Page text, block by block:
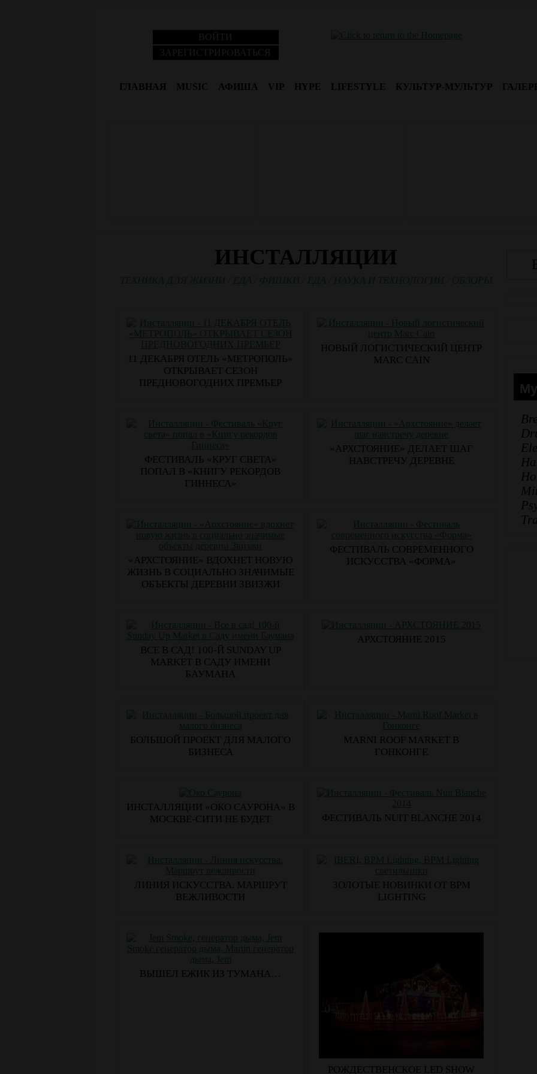
ВОЙТИ
ЗАРЕГИСТРИРОВАТЬСЯ
ГЛАВНАЯ MUSIC АФИША VIP HYPE LIFESTYLE КУЛЬТУР-МУЛЬТУР
ИНСТАЛЛЯЦИИ
11 ДЕКАБРЯ ОТЕЛЬ «МЕТРОПОЛЬ»
ОТКРЫВАЕТ СЕЗОН
ПРЕДНОВОГОДНИХ ПРЕМЬЕР
НОВЫЙ ЛОГИСТИЧЕСКИЙ ЦЕНТР
MARC CAIN
ФЕСТИВАЛЬ «КРУГ СВЕТА»
ПОПАЛ В «КНИГУ РЕКОРДОВ
ГИННЕСА»
«АРХСТОЯНИЕ» ДЕЛАЕТ ШАГ
НАВСТРЕЧУ ДЕРЕВНЕ
​«АРХСТОЯНИЕ» ВДОХНЕТ НОВУЮ
ЖИЗНЬ В СОЦИАЛЬНО ЗНАЧИМЫЕ
ОБЪЕКТЫ ДЕРЕВНИ ЗВИЗЖИ
ФЕСТИВАЛЬ СОВРЕМЕННОГО
ИСКУССТВА «ФОРМА»
ВСЕ В САД! 100-Й SUNDAY UP
MARKET В САДУ ИМЕНИ
БАУМАНА
АРХСТОЯНИЕ 2015
БОЛЬШОЙ ПРОЕКТ ДЛЯ МАЛОГО
БИЗНЕСА
MARNI ROOF MARKET В
ГОНКОНГЕ
ИНСТАЛЛЯЦИИ «ОКО САУРОНА» В
МОСКВЕ-СИТИ НЕ БУДЕТ
ФЕСТИВАЛЬ NUIT BLANCHE 2014
ЛИНИЯ ИСКУССТВА. МАРШРУТ
ВЕЖЛИВОСТИ
ЗОЛОТЫЕ НОВИНКИ ОТ BPM
LIGHTING
ВЫШЕЛ ЕЖИК ИЗ ТУМАНА…
РОЖДЕСТВЕНСКОЕ LED SHOW